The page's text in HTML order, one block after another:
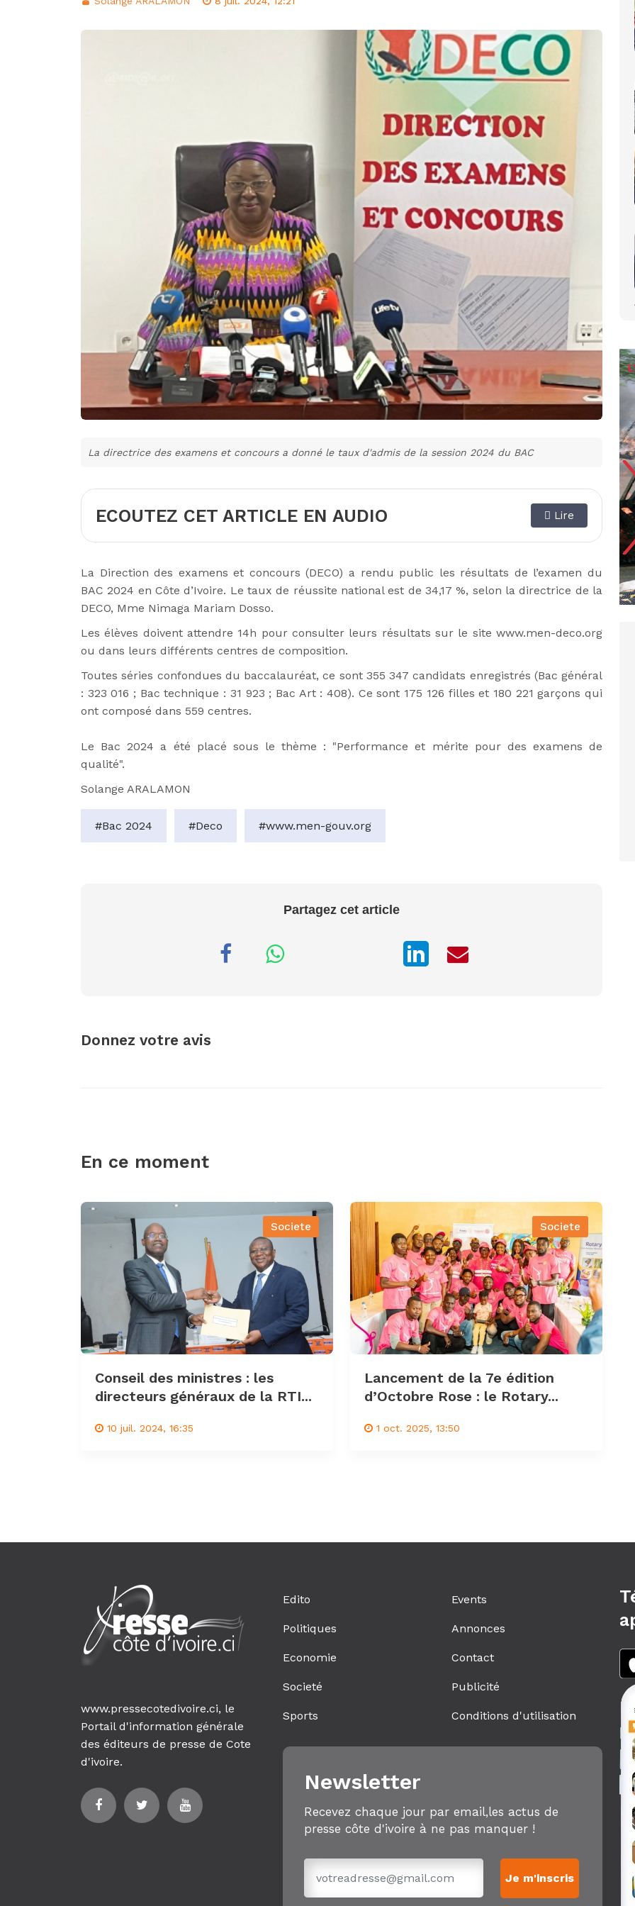
CI: Le gouvernement annonce l’entrée en vigueur de la répression contre le
La directrice des examens et concours a donné le taux d'admis de la session 2024 du BAC
ECOUTEZ CET ARTICLE EN AUDIO Lire
La Direction des examens et concours (DECO) a rendu public les résultats de l’examen du
BAC 2024 en Côte d’Ivoire. Le taux de réussite national est de 34,17 %, selon la directrice de la
DECO, Mme Nimaga Mariam Dosso.
Les élèves doivent attendre 14h pour consulter leurs résultats sur le site www.men-deco.org
ou dans leurs différents centres de composition.
Toutes séries confondues du baccalauréat, ce sont 355 347 candidats enregistrés (Bac général
: 323 016 ; Bac technique : 31 923 ; Bac Art : 408). Ce sont 175 126 filles et 180 221 garçons qui
ont composé dans 559 centres.
Le Bac 2024 a été placé sous le thème : "Performance et mérite pour des examens de
qualité".
Solange ARALAMON
#Bac 2024 #Deco #www.men-gouv.org
Partagez cet article
Donnez votre avis
En ce moment
Societe
Conseil des ministres : les
directeurs généraux de la RTI...
10 juil. 2024, 16:35
Societe
Lancement de la 7e édition
d’Octobre Rose : le Rotary...
1 oct. 2025, 13:50
www.pressecotedivoire.ci, le
Portail d'information générale
des éditeurs de presse de Cote
d'ivoire.
Edito
Politiques
Economie
Societé
Sports
Events
Annonces
Contact
Publicité
Conditions d'utilisation
Newsletter
Recevez chaque jour par email,les actus de
presse côte d'ivoire à ne pas manquer !
Je m'inscris